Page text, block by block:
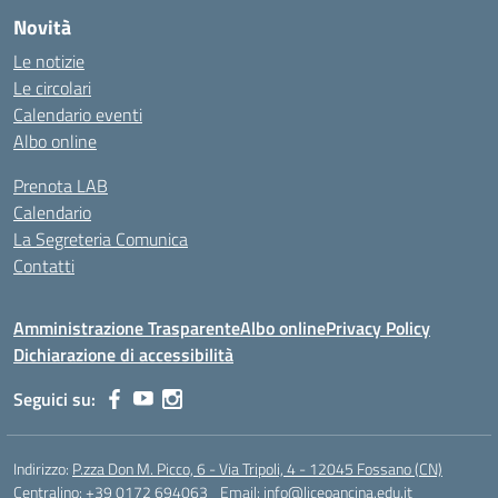
Novità
Le notizie
Le circolari
Calendario eventi
Albo online
Prenota LAB
Calendario
La Segreteria Comunica
Contatti
Amministrazione TrasparenteAlbo onlinePrivacy Policy
Dichiarazione di accessibilità
Seguici su:
Indirizzo: P.zza Don M. Picco, 6 - Via Tripoli, 4 - 12045 Fossano (CN)
Centralino:+39 0172 694063 Email: info@liceoancina.edu.it